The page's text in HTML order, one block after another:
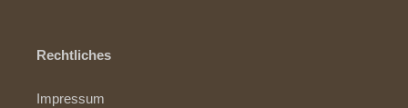
Rechtliches
Impressum